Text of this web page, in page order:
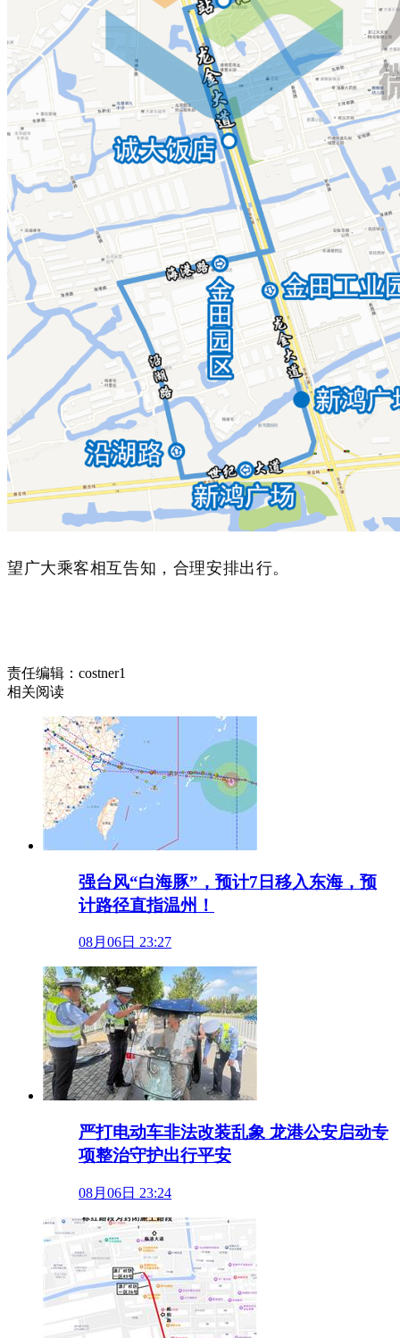
望广大乘客相互告知，合理安排出行。
责任编辑：costner1
相关阅读
强台风“白海豚”，预计7日移入东海，预
计路径直指温州！
08月06日 23:27
严打电动车非法改装乱象 龙港公安启动专
项整治守护出行平安
08月06日 23:24